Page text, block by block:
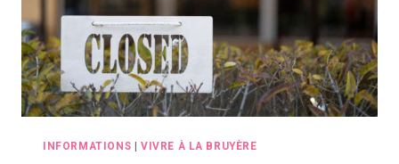
INFORMATIONS | VIVRE À LA BRUYÈRE